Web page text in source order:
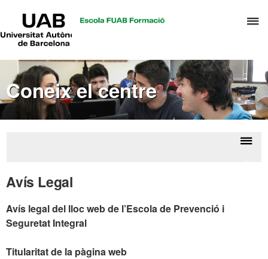
el
Universitat
Barcelona
Coneix el centre
Avís Legal
Avís legal del lloc web de l’Escola de Prevenció i
Seguretat Integral
Titularitat de la pàgina web